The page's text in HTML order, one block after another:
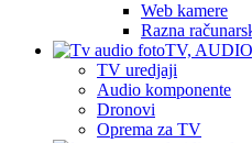
Web kamere
Razna
TV,
TV uredjaji
Audio komponente
Dronovi
Oprema za TV